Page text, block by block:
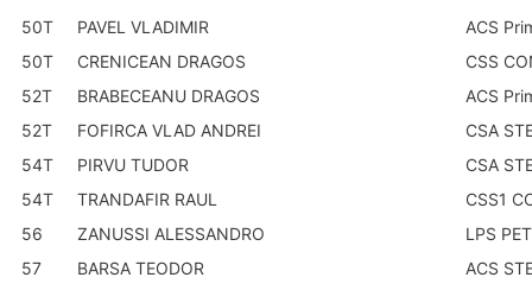
50T
PAVEL VLADIMIR
ACS
50T
CRENICEAN DRAGOS
CSS
52T
BRABECEANU DRAGOS
ACS
52T
FOFIRCA VLAD ANDREI
CSA
54T
PIRVU TUDOR
CSA
54T
TRANDAFIR RAUL
CSS1
56
ZANUSSI ALESSANDRO
LPS
57
BARSA TEODOR
ACS